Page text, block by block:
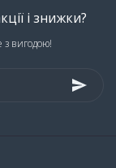
і знижки?
з вигодою!